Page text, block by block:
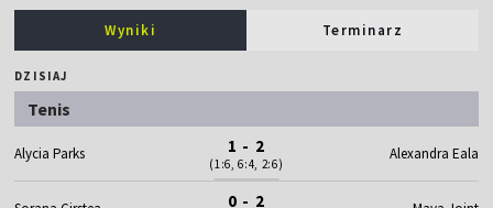
Wyniki Terminarz
DZISIAJ
Tenis
Alycia Parks 1 - 2
(1:6, 6:4, 2:6)
Alexandra Eala
0 - 2